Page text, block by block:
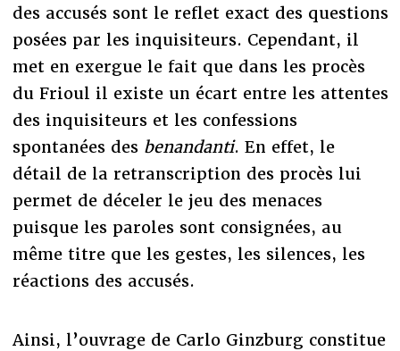
des accusés sont le reflet exact des questions
posées par les inquisiteurs. Cependant, il
met en exergue le fait que dans les procès
du Frioul il existe un écart entre les attentes
des inquisiteurs et les confessions
spontanées des benandanti. En effet, le
détail de la retranscription des procès lui
permet de déceler le jeu des menaces
puisque les paroles sont consignées, au
même titre que les gestes, les silences, les
réactions des accusés.
Ainsi, l’ouvrage de Carlo Ginzburg constitue